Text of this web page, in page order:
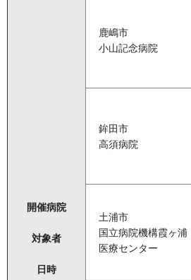
開催病院
対象者
日時
鹿嶋市
小山記念病院
鉾田市
高須病院
土浦市
国立病院機構霞ヶ浦
医療センター